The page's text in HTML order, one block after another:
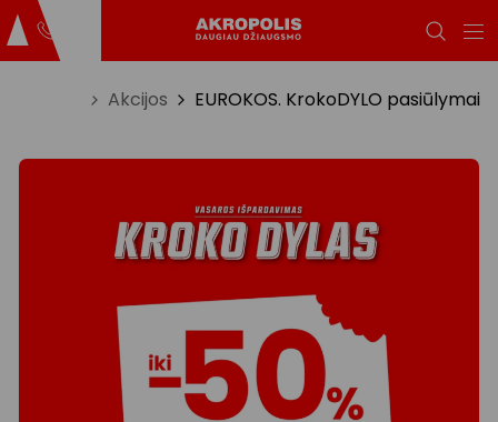
Akcijos EUROKOS. KrokoDYLO pasiūlymai